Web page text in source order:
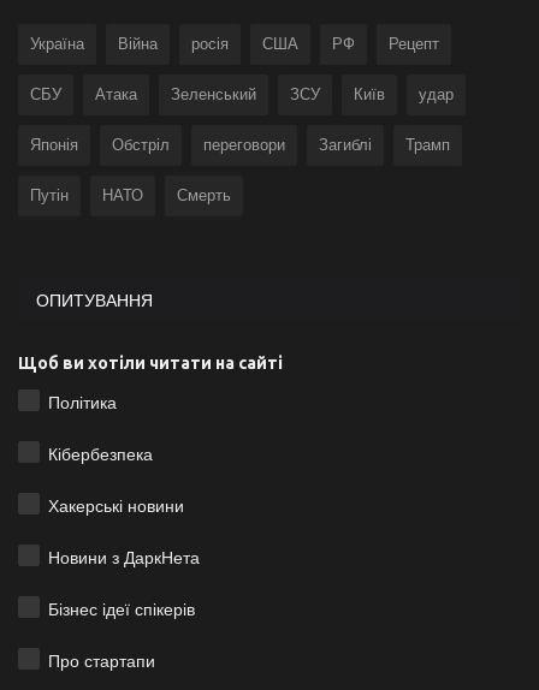
Україна Війна росія США РФ Рецепт
СБУ Атака Зеленський ЗСУ Київ удар
Японія Обстріл переговори Загиблі Трамп
Путін НАТО Смерть
ОПИТУВАННЯ
Щоб ви хотіли читати на сайті
Політика
Кібербезпека
Хакерські новини
Новини з ДаркНета
Бізнес ідеї спікерів
Про стартапи